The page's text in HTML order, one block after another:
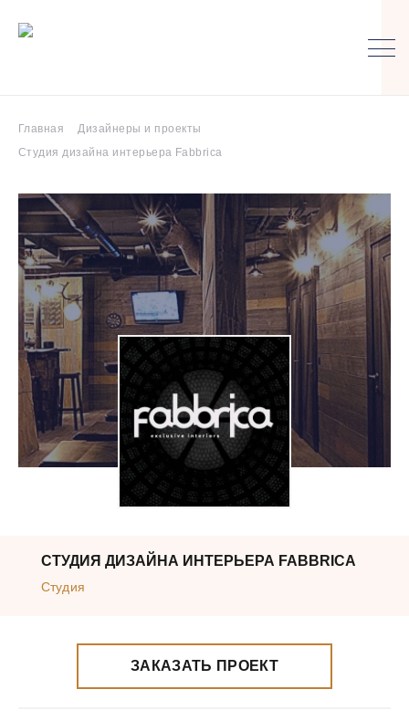
Главная
Дизайнеры и проекты
Студия дизайна интерьера Fabbrica
СТУДИЯ ДИЗАЙНА ИНТЕРЬЕРА FABBRICA
Студия
ЗАКАЗАТЬ ПРОЕКТ